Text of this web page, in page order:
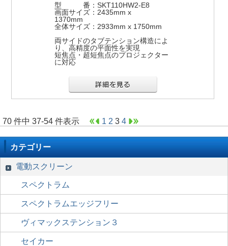
型 番：SKT110HW2-E8
画面サイズ：2435mm x
1370mm
全体サイズ：2933mm x 1750mm
両サイドのタブテンション構造によ
り、高精度の平面性を実現
短焦点・超短焦点のプロジェクター
に対応
70 件中 37-54 件表示 1 2 3 4
カテゴリー
電動スクリーン
スペクトラム
スペクトラムエッジフリー
ヴィマックステンション３
セイカー